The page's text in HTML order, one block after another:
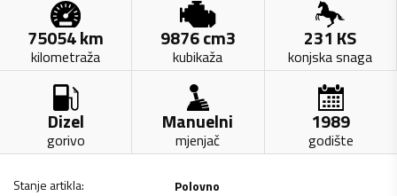
75054km
kilometraža
9876cm3
kubikaža
231 KS
konjska snaga
Dizel
gorivo
Manuelni
mjenjač
1989
godište
Stanje artikla:
Polovno